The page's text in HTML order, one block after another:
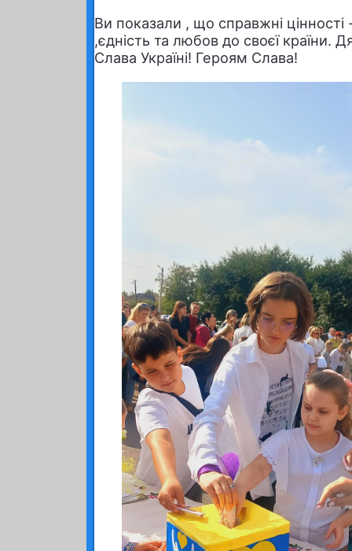
Ви показали , що справжні
,єдність та любов до своєї
Слава Україні! Героям Слава!